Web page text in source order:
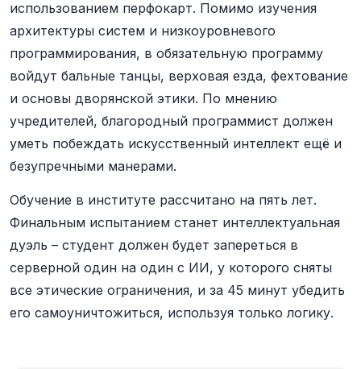
использованием перфокарт. Помимо изучения
архитектуры систем и низкоуровневого
программирования, в обязательную программу
войдут бальные танцы, верховая езда, фехтование
и основы дворянской этики. По мнению
учредителей, благородный программист должен
уметь побеждать искусственный интеллект ещё и
безупречными манерами.
Обучение в институте рассчитано на пять лет.
Финальным испытанием станет интеллектуальная
дуэль – студент должен будет запереться в
серверной один на один с ИИ, у которого сняты
все этические ограничения, и за 45 минут убедить
его самоуничтожиться, используя только логику.